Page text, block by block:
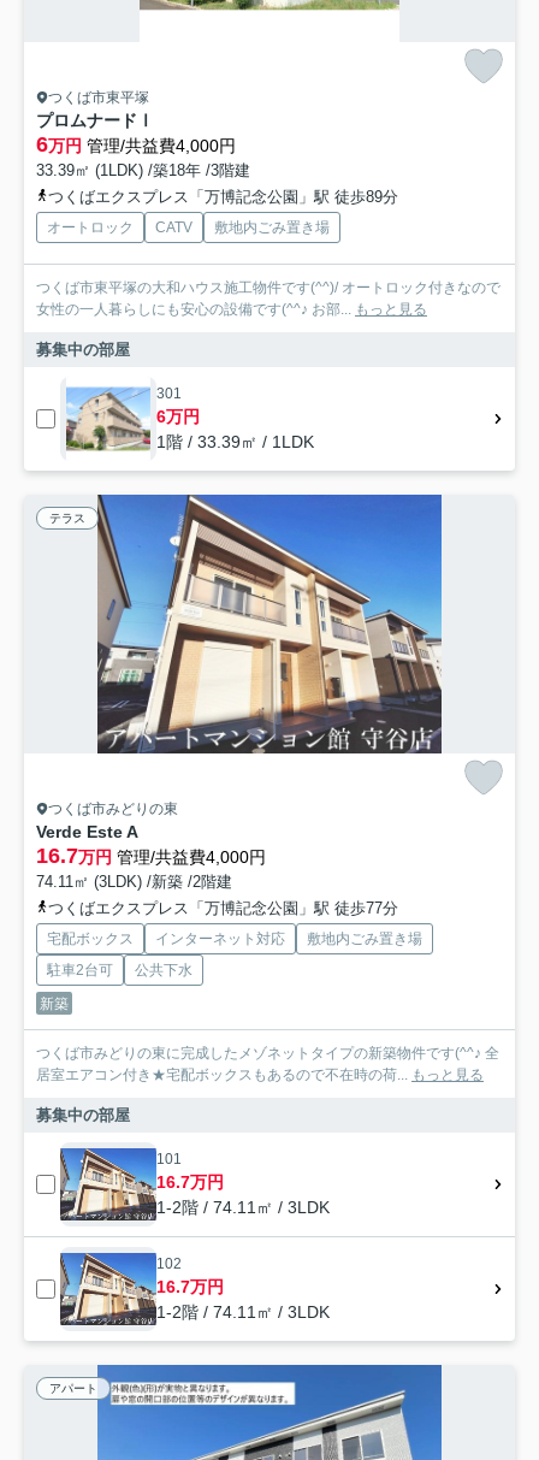
つくば市東平塚
プロムナードⅠ
6万円 管理/共益費4,000円
33.39㎡ (1LDK) /築18年 /3階建
つくばエクスプレス「万博記念公園」駅 徒歩89分
オートロック CATV 敷地内ごみ置き場
つくば市東平塚の大和ハウス施工物件です(^^)/ オートロック付きなので
女性の一人暮らしにも安心の設備です(^^♪ お部... もっと見る
募集中の部屋
301
6万円
1階 / 33.39㎡ / 1LDK
テラス
つくば市みどりの東
Verde Este A
16.7万円 管理/共益費4,000円
74.11㎡ (3LDK) /新築 /2階建
つくばエクスプレス「万博記念公園」駅 徒歩77分
宅配ボックス インターネット対応
敷地内ごみ置き場
駐車2台可
公共下水
新築
つくば市みどりの東に完成したメゾネットタイプの新築物件です(^^♪ 全
居室エアコン付き★宅配ボックスもあるので不在時の荷... もっと見る
募集中の部屋
101
16.7万円
1-2階 / 74.11㎡ / 3LDK
102
16.7万円
1-2階 / 74.11㎡ / 3LDK
アパート